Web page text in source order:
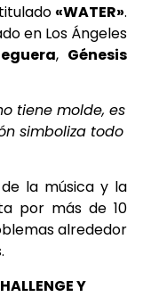
«WATER».
en Los Ángeles
, Génesis
tiene molde, es
simboliza todo
la música y la
por más de 10
alrededor
Y